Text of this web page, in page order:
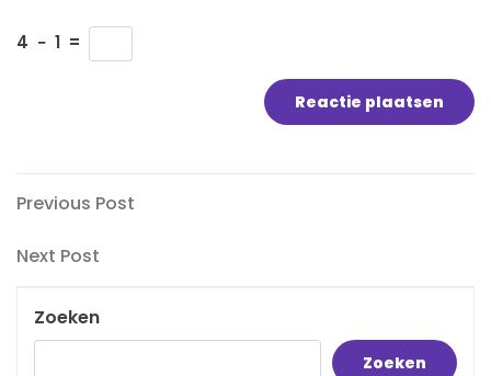
4 − 1 =
Bericht
navigatie
Previous
Previous Post
Next
Next Post
Zoeken
Zoeken